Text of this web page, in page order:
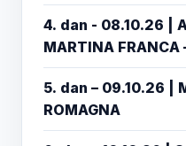
4. dan - 08.10.26 |
MARTINA FRANCA
5. dan – 09.10.26 |
ROMAGNA